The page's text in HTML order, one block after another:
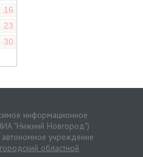
16
23
30
информационное
"Нижний Новгород")
учреждение
областной